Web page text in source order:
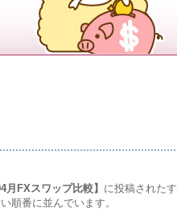
月FXスワップ比較】 に投稿されたす
順番に並んでいます。